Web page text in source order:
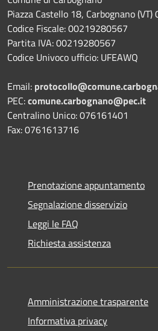
Piazza Castello 18, Carbognano (VT)
Codice Fiscale: 00219280567
Partita IVA: 00219280567
Codice Univoco ufficio: UFEAWQ
Email:
PEC:comune.carbognano@pec.it
Centralino Unico: 076161401
Fax: 0761613716
Prenotazione appuntamento
Segnalazione disservizio
Leggi le FAQ
Richiesta assistenza
Amministrazione trasparente
Informativa privacy